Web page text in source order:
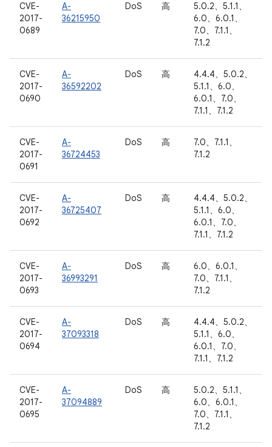
CVE-
2017-
0689
A-
36215950
DoS 高
5.0.2、5.1.1、
6.0、6.0.1、
7.0、7.1.1、
7.1.2
CVE-
2017-
0690
A-
36592202
DoS 高
4.4.4、5.0.2、
5.1.1、6.0、
6.0.1、7.0、
7.1.1、7.1.2
CVE-
2017-
0691
A-
36724453
DoS 高
7.0、7.1.1、
7.1.2
CVE-
2017-
0692
A-
36725407
DoS 高
4.4.4、5.0.2、
5.1.1、6.0、
6.0.1、7.0、
7.1.1、7.1.2
CVE-
2017-
0693
A-
36993291
DoS 高
6.0、6.0.1、
7.0、7.1.1、
7.1.2
CVE-
2017-
0694
A-
37093318
DoS 高
4.4.4、5.0.2、
5.1.1、6.0、
6.0.1、7.0、
7.1.1、7.1.2
CVE-
2017-
0695
A-
37094889
DoS 高
5.0.2、5.1.1、
6.0、6.0.1、
7.0、7.1.1、
7.1.2